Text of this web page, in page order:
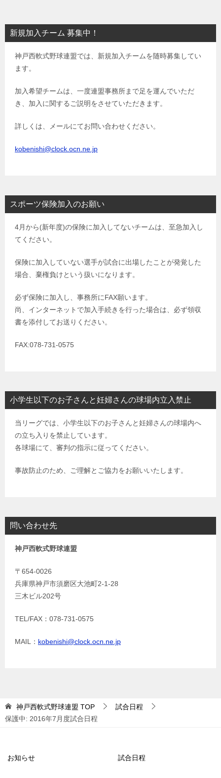
ビ
ゲ
新規加入チーム 募集中！
神戸西軟式野球連盟では、新規加入チームを随時募集してい
ます。
加入希望チームは、一度連盟事務所まで足を運んでいただ
き、加入に関するご説明をさせていただきます。
詳しくは、メールにてお問い合わせください。
kobenishi@clock.ocn.ne.jp
スポーツ保険加入のお願い
4月から(新年度)の保険に加入してないチームは、至急加入し
てください。
保険に加入していない選手が試合に出場したことが発覚した
場合、棄権負けという扱いになります。
必ず保険に加入し、事務所にFAX願います。
尚、インターネットで加入手続きを行った場合は、必ず領収
書を添付してお送りください。
FAX:078-731-0575
小学生以下のお子さんと妊婦さんの球場内立入禁止
当リーグでは、小学生以下のお子さんと妊婦さんの球場内へ
の立ち入りを禁止しています。
各球場にて、審判の指示に従ってください。
事故防止のため、ご理解とご協力をお願いいたします。
問い合わせ先
神戸西軟式野球連盟
〒654-0026
兵庫県神戸市須磨区大池町2-1-28
三木ビル202号
TEL/FAX：078-731-0575
MAIL： kobenishi@clock.ocn.ne.jp
神戸西軟式野球連盟 TOP
試合日程
保護中: 2016年7月度試合日程
お知らせ 試合日程